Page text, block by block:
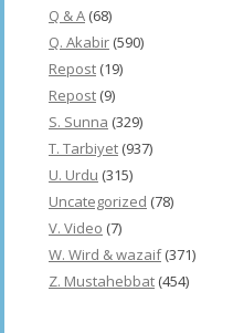
Q & A (68)
Q. Akabir (590)
Repost (19)
Repost (9)
S. Sunna (329)
T. Tarbiyet (937)
U. Urdu (315)
Uncategorized (78)
V. Video (7)
W. Wird & wazaif(371)
Z. Mustahebbat (454)